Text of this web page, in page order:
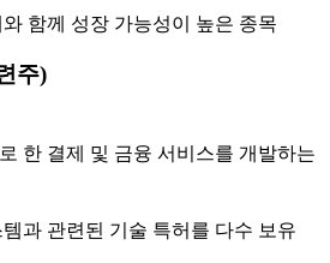
함께 성장 가능성이 높은 종목
주)
한 결제 및 금융 서비스를 개발하는
과 관련된 기술 특허를 다수 보유